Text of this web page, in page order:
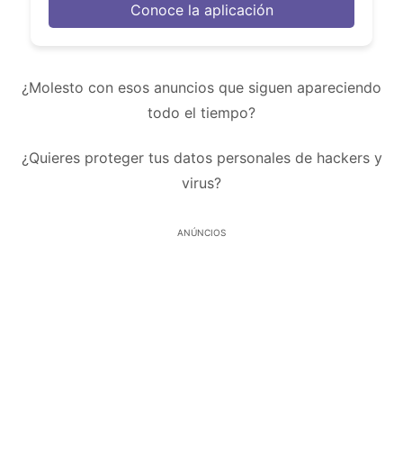
Conoce la aplicación
¿Molesto con esos anuncios que siguen apareciendo
todo el tiempo?
¿Quieres proteger tus datos personales de hackers y
virus?
ANÚNCIOS